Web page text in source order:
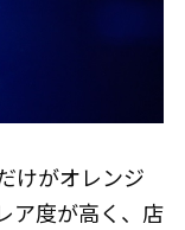
けがオレンジ
ア度が高く、店